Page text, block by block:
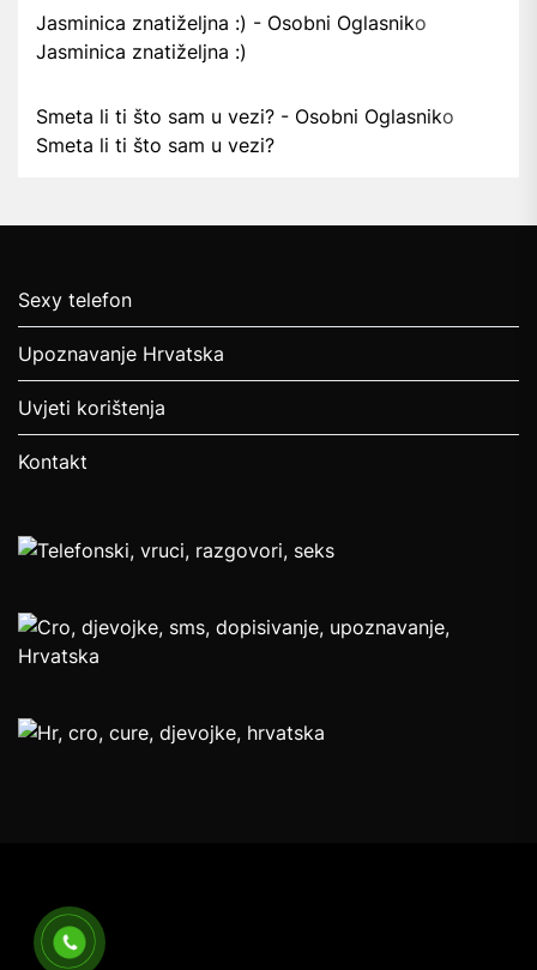
Jasminica znatiželjna :) - Osobni Oglasniko
Jasminica znatiželjna :)
Smeta li ti što sam u vezi? - Osobni Oglasniko
Smeta li ti što sam u vezi?
Sexy telefon
Upoznavanje Hrvatska
Uvjeti korištenja
Kontakt